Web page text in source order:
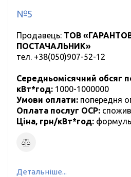
№5
Продавець: ТОВ
ПОСТАЧАЛЬНИК»
тел. +38(050)907-52-12
Середньомісячний обсяг
кВт*год: 1000-1000000
Умови оплати: попередня
Оплата послуг ОСР:
Ціна, грн/кВт*год:
Детальніше...